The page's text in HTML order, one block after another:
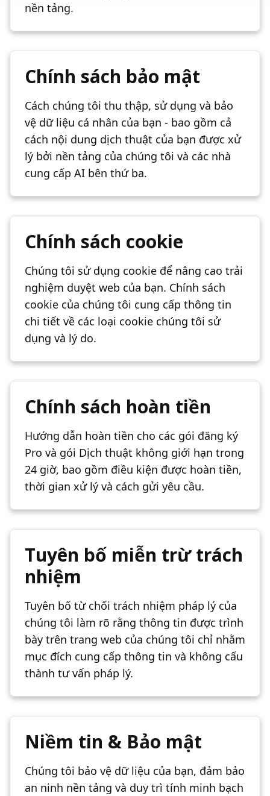
nền tảng.
Chính sách bảo mật
Cách chúng tôi thu thập, sử dụng và bảo
vệ dữ liệu cá nhân của bạn - bao gồm cả
cách nội dung dịch thuật của bạn được xử
lý bởi nền tảng của chúng tôi và các nhà
cung cấp AI bên thứ ba.
Chính sách cookie
Chúng tôi sử dụng cookie để nâng cao trải
nghiệm duyệt web của bạn. Chính sách
cookie của chúng tôi cung cấp thông tin
chi tiết về các loại cookie chúng tôi sử
dụng và lý do.
Chính sách hoàn tiền
Hướng dẫn hoàn tiền cho các gói đăng ký
Pro và gói Dịch thuật không giới hạn trong
24 giờ, bao gồm điều kiện được hoàn tiền,
thời gian xử lý và cách gửi yêu cầu.
Tuyên bố miễn trừ trách
nhiệm
Tuyên bố từ chối trách nhiệm pháp lý của
chúng tôi làm rõ rằng thông tin được trình
bày trên trang web của chúng tôi chỉ nhằm
mục đích cung cấp thông tin và không cấu
thành tư vấn pháp lý.
Niềm tin & Bảo mật
Chúng tôi bảo vệ dữ liệu của bạn, đảm bảo
an ninh nền tảng và duy trì tính minh bạch